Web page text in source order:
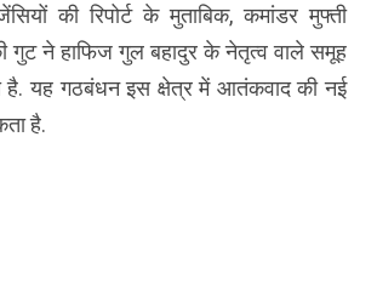
की रिपोर्ट के मुताबिक, कमांडर मुफ्ती
ने हाफिज गुल बहादुर के नेतृत्व वाले समूह
है. यह गठबंधन इस क्षेत्र में आतंकवाद की नई
है.